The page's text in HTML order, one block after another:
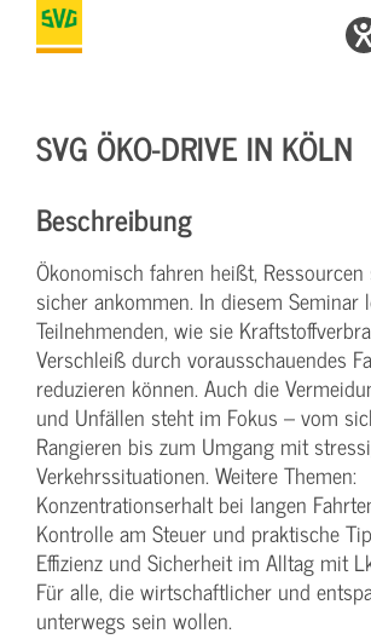
SVG ÖKO-DRIVE IN KÖLN
Beschreibung
Ökonomisch fahren heißt,
sicher ankommen. In diesem Seminar
Teilnehmenden, wie sie
Verschleiß durch vorausschauendes
reduzieren können. Auch die
und Unfällen steht im Fokus – vom
Rangieren bis zum Umgang mit
Verkehrssituationen. Weitere Themen:
Konzentrationserhalt bei langen
Kontrolle am Steuer und praktische
Effizienz und Sicherheit im Alltag mit
Für alle, die wirtschaftlicher und
unterwegs sein wollen.